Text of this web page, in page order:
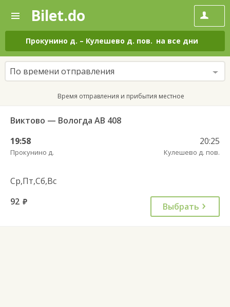
—
Поиск
и
покупка
билетов
на
автобус
онлайн
Bilet.do
Прокунино д. – Кулешево д. пов. на все дни
По времени отправления
Время отправления и прибытия местное
Виктово — Вологда АВ 408
19:58
Прокунино д.
20:25
Кулешево д. пов.
Ср,Пт,Сб,Вс
92 руб. Выбрать